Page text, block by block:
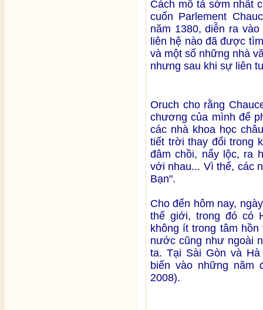
Cách mô tả sớm nhất
cuốn Parlement
năm 1380, diễn ra
liên hệ nào đã được
và một số những nhà
nhưng sau khi sự liên
Oruch cho rằng
chương của mình để
các nhà khoa học
tiết trời thay đổi trong
đâm chồi, nẩy lộc, ra
với nhau... Vì thế, các
Bạn".
Cho đến hôm nay,
thế giới, trong đó có
không ít trong tâm
nước cũng như ngoài
ta. Tại Sài Gòn và
biến vào những năm
2008).